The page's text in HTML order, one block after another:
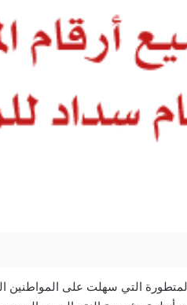
التي سهلت على المواطنين